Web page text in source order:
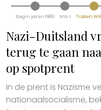
Begin jaren 1900 WW I Tussen
Nazi-Duitsland
terug te gaan
op spotprent
In de prent is Nazisme
nationaalsocialisme,